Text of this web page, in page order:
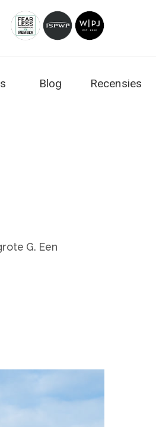
Blog Recensies
G. Een